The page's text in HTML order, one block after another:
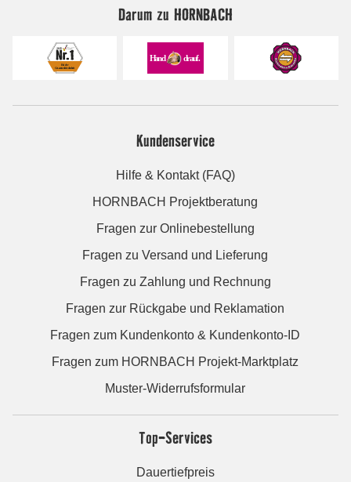
Darum zu HORNBACH
Kundenservice
Hilfe & Kontakt (FAQ)
HORNBACH Projektberatung
Fragen zur Onlinebestellung
Fragen zu Versand und Lieferung
Fragen zu Zahlung und Rechnung
Fragen zur Rückgabe und Reklamation
Fragen zum Kundenkonto & Kundenkonto-ID
Fragen zum HORNBACH Projekt-Marktplatz
Muster-Widerrufsformular
Top-Services
Dauertiefpreis